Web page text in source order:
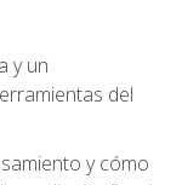
y un
del
y cómo